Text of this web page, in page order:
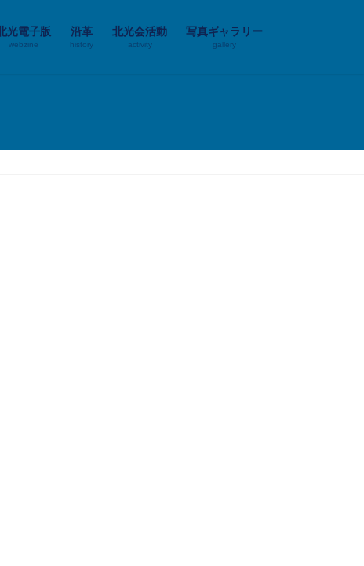
光電子版
webzine
沿革
history
北光会活動
activity
写真ギャラリー
gallery